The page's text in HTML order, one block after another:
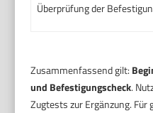
Überprüfung der
Zusammenfassend gilt:
und Befestigungscheck.
Zugtests zur Ergänzung.